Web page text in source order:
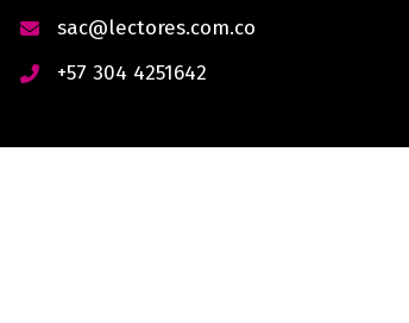
sac@lectores.com.co
+57 304 4251642